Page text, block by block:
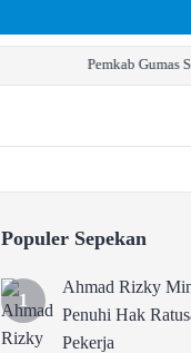
Populer Sepekan
Ahmad Rizky
Penuhi Hak
Pekerja